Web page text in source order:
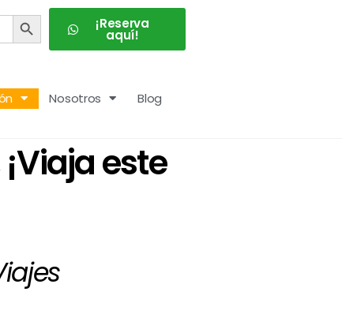
BOTÓN DE BÚSQUEDA
¡Reserva
aquí!
Nosotros Blog
este